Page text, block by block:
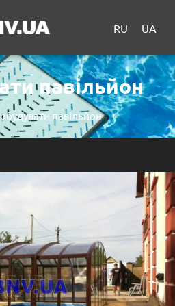
RU UA
павільйон
павільйон